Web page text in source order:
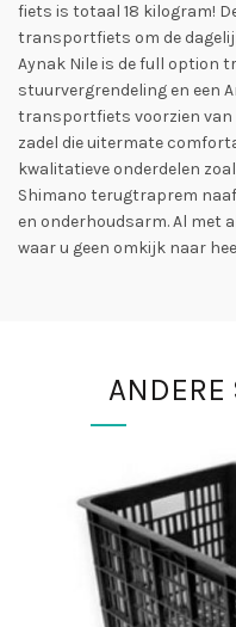
fiets is totaal 18 kilogram!
transportfiets om de
Aynak Nile is de full option
stuurvergrendeling en een
transportfiets voorzien van
zadel die uitermate
kwalitatieve onderdelen
Shimano terugtraprem
en onderhoudsarm. Al met
waar u geen omkijk naar
ANDERE